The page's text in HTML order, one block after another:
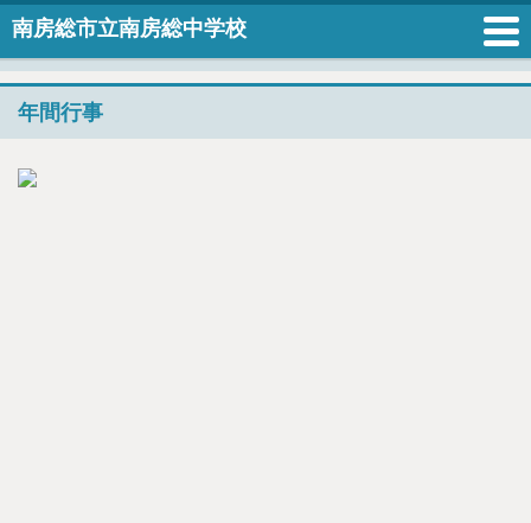
南房総市立南房総中学校
年間行事